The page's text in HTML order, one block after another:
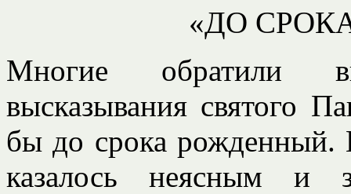
«ДО
Многие обратили
высказывания святого
бы до срока рожденный.
казалось неясным и